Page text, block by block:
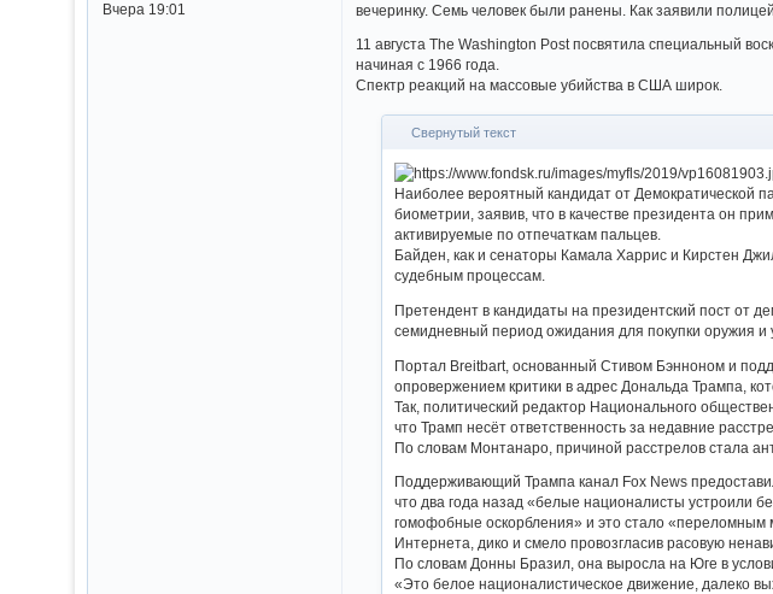
Вчера 19:01
вечеринку. Семь человек были ранены. Как заявили
11 августа The Washington Post посвятила специальный
начиная с 1966 года.
Спектр реакций на массовые убийства в США широк.
Свернутый текст
Наиболее вероятный кандидат от Демократической
биометрии, заявив, что в качестве президента он
активируемые по отпечаткам пальцев.
Байден, как и сенаторы Камала Харрис и Кирстен
судебным процессам.
Претендент в кандидаты на президентский пост от
семидневный период ожидания для покупки оружия и
Портал Breitbart, основанный Стивом Бэнноном и
опровержением критики в адрес Дональда Трампа,
Так, политический редактор Национального
что Трамп несёт ответственность за недавние
По словам Монтанаро, причиной расстрелов стала
Поддерживающий Трампа канал Fox News
что два года назад «белые националисты устроили
гомофобные оскорбления» и это стало «переломным
Интернета, дико и смело провозгласив расовую
По словам Донны Бразил, она выросла на Юге в
«Это белое националистическое движение, далеко